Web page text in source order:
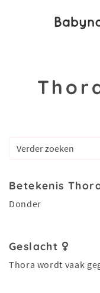
Betekenis
Donder
Geslacht
Thora wordt vaak